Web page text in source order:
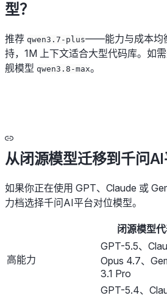
型？
推荐 qwen3.7-plus——能力与成本均
持，1M 上下文适合大型代码库。如
舰模型 qwen3.8-max。
从闭源模型迁移到千问AI
如果你正在使用 GPT、Claude 或
力档选择千问AI平台对位模型。
闭源模型
高能力
GPT-5.5、
Opus 4.7、
3.1 Pro
GPT-5.4、